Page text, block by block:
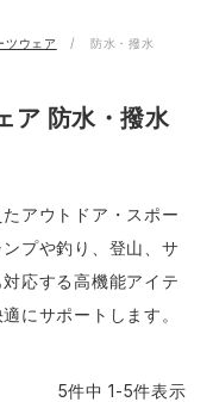
ース（CONVERSE）
ル
ス株式会社
ック
ツウェア 防水・撥水
ア 防水・撥水
アウトドア・スポー
プや釣り、登山、サ
応する高機能アイテ
にサポートします。
5件中 1-5件表示